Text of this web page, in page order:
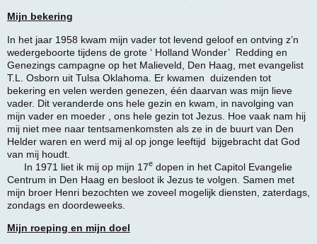
Mijn bekering
In het jaar 1958 kwam mijn vader tot levend geloof en ontving z’n
wedergeboorte tijdens de grote ‘ Holland Wonder’ Redding en
Genezings campagne op het Malieveld, Den Haag, met evangelist
T.L. Osborn uit Tulsa Oklahoma. Er kwamen duizenden tot
bekering en velen werden genezen, één daarvan was mijn lieve
vader. Dit veranderde ons hele gezin en kwam, in navolging van
mijn vader en moeder , ons hele gezin tot Jezus. Hoe vaak nam hij
mij niet mee naar tentsamenkomsten als ze in de buurt van Den
Helder waren en werd mij al op jonge leeftijd bijgebracht dat God
van mij houdt.
In 1971 liet ik mij op mijn 17e dopen in het Capitol Evangelie
Centrum in Den Haag en besloot ik Jezus te volgen. Samen met
mijn broer Henri bezochten we zoveel mogelijk diensten, zaterdags,
zondags en doordeweeks.
Mijn roeping en mijn doel